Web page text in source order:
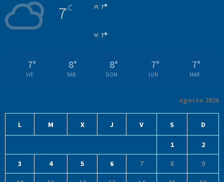
7°C 7°
7°
7°
VIE
8°
SAB
8°
DOM
7°
LUN
7°
MAR
agosto 2026
L M X J V S D
1 2
3 4 5 6 7 8 9